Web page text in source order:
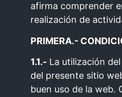
afirma comprender
realización de
PRIMERA.-
1.1.- La utilización
del presente sitio
buen uso de la web.